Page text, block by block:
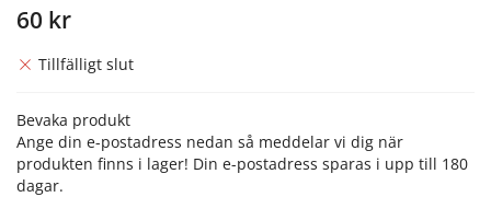
60 kr
Tillfälligt slut
Bevaka produkt
Ange din e-postadress nedan så meddelar vi dig när
produkten finns i lager! Din e-postadress sparas i upp till 180
dagar.